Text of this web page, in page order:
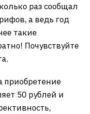
раз сообщал
а ведь год
такие
Почувствуйте
приобретение
50 рублей и